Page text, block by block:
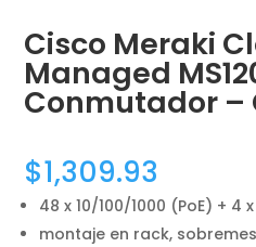
Cisco Meraki
Managed
Conmutador –
$1,309.93
48 x 10/100/1000 (PoE) + 4
montaje en rack,